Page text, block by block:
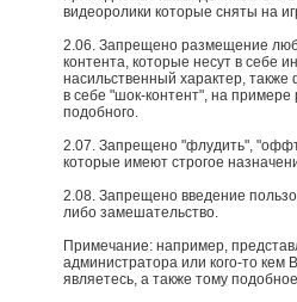
видеоролики которые сняты на
2.06. Запрещено размещение
контента, которые несут в себе
насильственный характер,
в себе "шок-контент", на примере
подобного.
2.07. Запрещено "флудить",
которые имеют строгое
2.08. Запрещено введение
либо замешательство.
Примечание: например,
администратора или кого-то кем
являетесь, а также тому подобное.​